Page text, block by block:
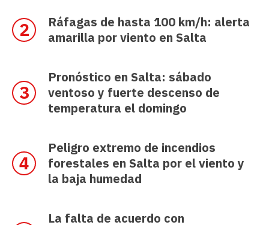
Ráfagas de hasta 100 km/h: alerta
amarilla por viento en Salta
Pronóstico en Salta: sábado
ventoso y fuerte descenso de
temperatura el domingo
Peligro extremo de incendios
forestales en Salta por el viento y
la baja humedad
La falta de acuerdo con